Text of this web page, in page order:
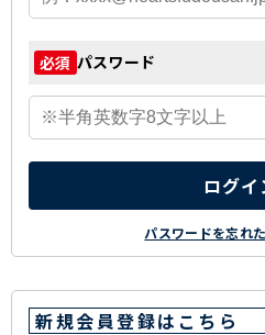
必須 パスワード
ログイ
パスワードを忘れ
新規会員登録はこちら